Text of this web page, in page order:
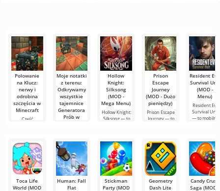
Polowanie
na Klucz:
nerwy i
odrobina
szczęścia w
Minecraft
Cześć,
po
Moje notatki
z terenu:
Odkrywamy
wszystkie
tajemnice
Generatora
Prób w
świata! Z
Hollow
Knight:
Silksong
(MOD -
Mega Menu)
Hollow Knight:
Silksong — to
Prison
Escape
Journey
(MOD - Dużo
pieniędzy)
Prison Escape
Journey — to
Resident Evil
Survival Unit
(MOD -
Menu)
Resident Evil
Survival Unit
— to mobilna
Toca Life
World (MOD
Human: Fall
Flat
Stickman
Party (MOD
Geometry
Dash Lite
Candy Crush
Saga (MOD -